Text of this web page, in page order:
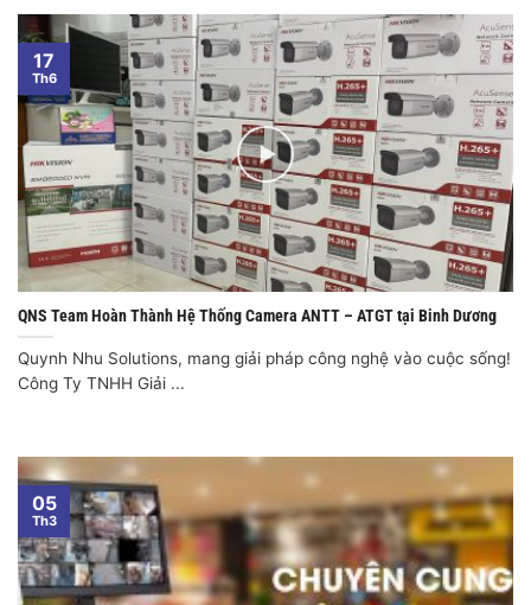
QNS Team Hoàn Thành Hệ Thống Camera ANTT – ATGT tại Binh Dương
Quynh Nhu Solutions, mang giải pháp công nghệ vào cuộc sống!
Công Ty TNHH Giải ...
17
Th6
05
Th3